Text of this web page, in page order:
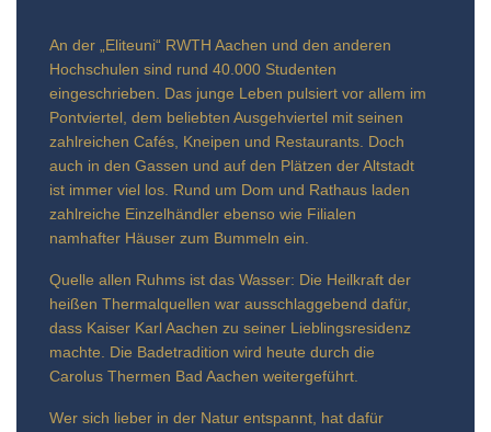
An der „Eliteuni“ RWTH Aachen und den anderen
Hochschulen sind rund 40.000 Studenten
eingeschrieben. Das junge Leben pulsiert vor allem im
Pontviertel, dem beliebten Ausgehviertel mit seinen
zahlreichen Cafés, Kneipen und Restaurants. Doch
auch in den Gassen und auf den Plätzen der Altstadt
ist immer viel los. Rund um Dom und Rathaus laden
zahlreiche Einzelhändler ebenso wie Filialen
namhafter Häuser zum Bummeln ein.
Quelle allen Ruhms ist das Wasser: Die Heilkraft der
heißen Thermalquellen war ausschlaggebend dafür,
dass Kaiser Karl Aachen zu seiner Lieblingsresidenz
machte. Die Badetradition wird heute durch die
Carolus Thermen Bad Aachen weitergeführt.
Wer sich lieber in der Natur entspannt, hat dafür